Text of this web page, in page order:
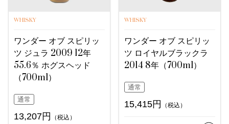
WHISKY
ワンダー オブ スピリッ
ツ ジュラ 2009 12年
55.6％ ホグスヘッド
（700ml）
通常
13,207円 （税込）
WHISKY
ワンダー オブ スピリッ
ツ ロイヤルブラックラ
2014 8年（700ml）
通常
15,415円 （税込）